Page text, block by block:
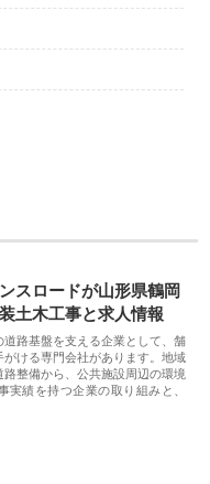
スロードが山形県鶴岡
土木工事と求人情報
道路基盤を支える企業として、舗
ける専門会社があります。地域
整備から、公共施設周辺の環境
実績を持つ企業の取り組みと、